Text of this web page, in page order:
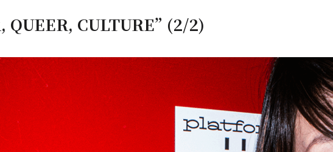
QUEER, CULTURE” (2/2)